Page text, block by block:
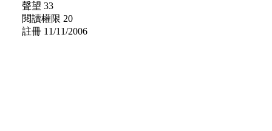
聲望 33
閱讀權限 20
註冊 11/11/2006